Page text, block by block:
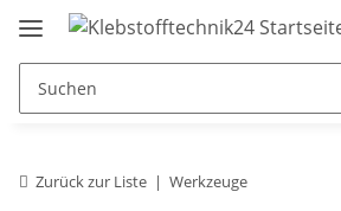
Zurück zur Liste Werkzeuge